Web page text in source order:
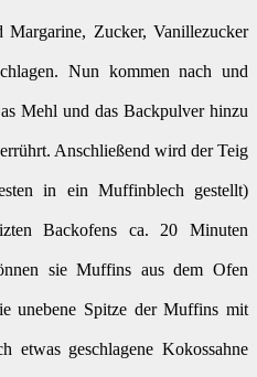
Margarine, Zucker, Vanillezucker
Nun kommen nach und
Mehl und das Backpulver hinzu
Anschließend wird der Teig
in ein Muffinblech gestellt)
Backofens ca. 20 Minuten
sie Muffins aus dem Ofen
unebene Spitze der Muffins mit
etwas geschlagene Kokossahne